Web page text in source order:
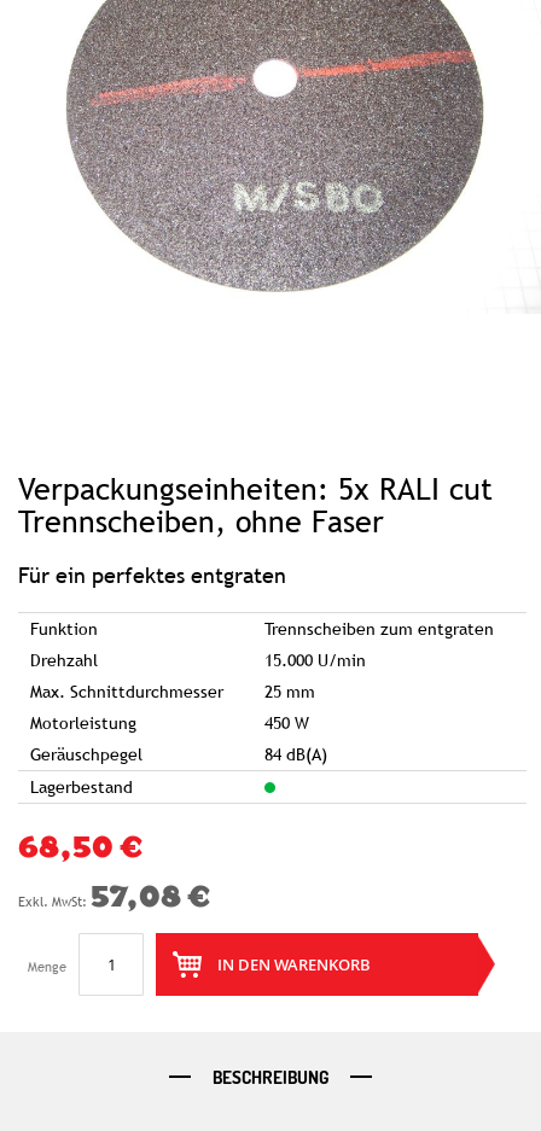
Verpackungseinheiten: 5x RALI cut
Trennscheiben, ohne Faser
Für ein perfektes entgraten
Funktion
Trennscheiben zum entgraten
Drehzahl
15.000 U/min
Max. Schnittdurchmesser
25 mm
Motorleistung
450 W
Geräuschpegel
84 dB(A)
Lagerbestand
68,50 €
57,08 €
Menge IN DEN WARENKORB
Bildgalerie
BESCHREIBUNG